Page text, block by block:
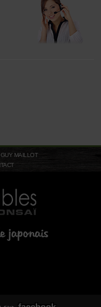
GUY MAILLOT
japonais